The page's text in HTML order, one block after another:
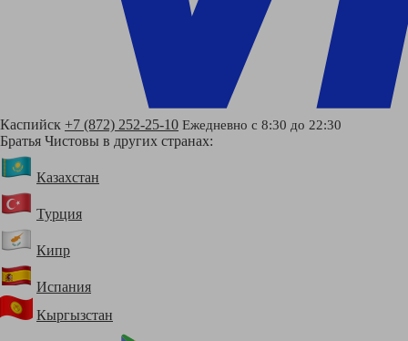
Каспийск +7 (872) 252-25-10 Ежедневно с 8:30 до 22:30
Братья Чистовы в других странах:
Казахстан
Турция
Кипр
Испания
Кыргызстан